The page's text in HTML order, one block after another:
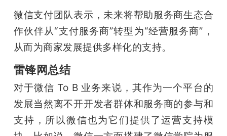
微信支付团队表示，未来将帮助服务商生态合
作伙伴从“支付服务商”转型为“经营服务商”，
从而为商家发展提供多样化的支持。
雷锋网总结
对于微信 To B 业务来说，其作为一个平台的
发展当然离不开开发者群体和服务商的参与和
支持，所以微信也为它们提供了运营支持模